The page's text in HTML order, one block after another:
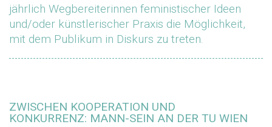
jährlich Wegbereiterinnen feministischer Ideen
und/oder künstlerischer Praxis die Möglichkeit,
mit dem Publikum in Diskurs zu treten.
ZWISCHEN KOOPERATION UND
KONKURRENZ: MANN-SEIN AN DER TU WIEN